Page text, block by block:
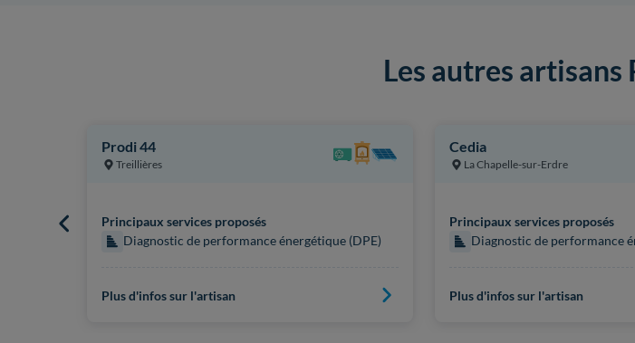
Les autres artisans
Prodi 44
Treillières
Principaux services proposés
Diagnostic de performance énergétique (DPE)
Plus d'infos sur l'artisan
Cedia
La Chapelle-sur-Erdre
Principaux services proposés
Diagnostic de performance
Plus d'infos sur l'artisan